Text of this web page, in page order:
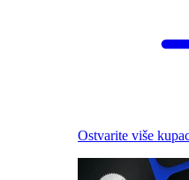
Ostvarite više